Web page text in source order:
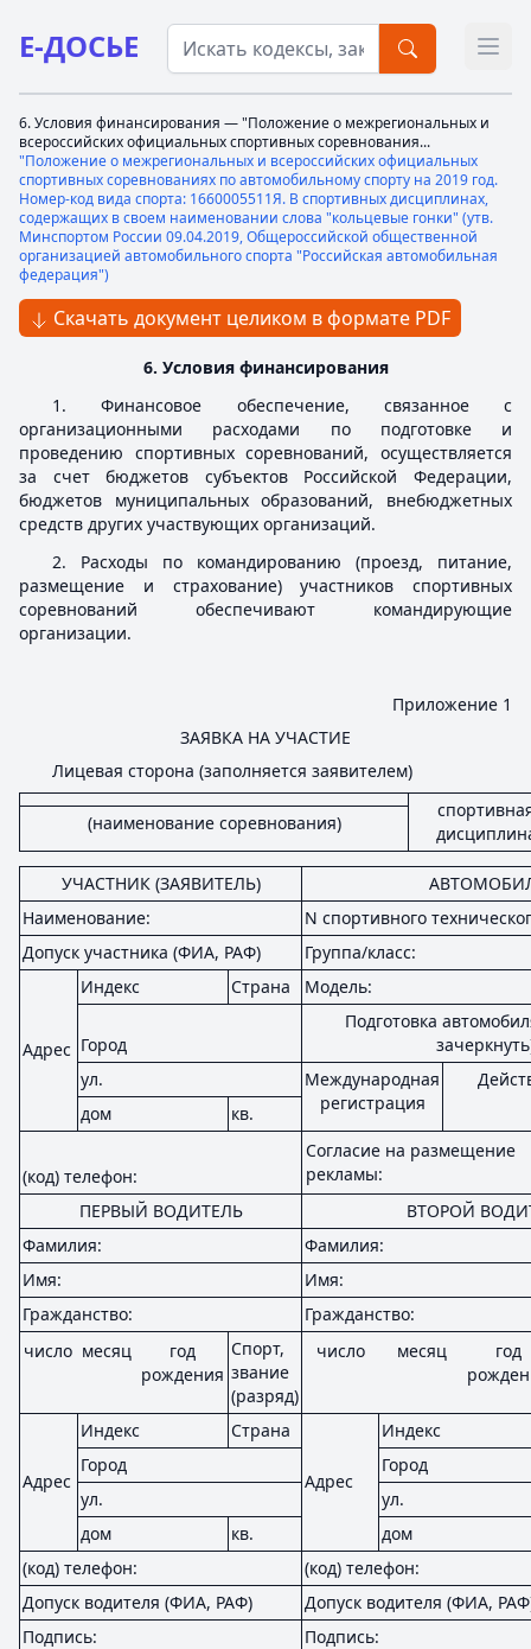
Е-ДОСЬЕ
6. Условия финансирования — "Положение о межрегиональных и
всероссийских официальных спортивных соревнования...
"Положение о межрегиональных и всероссийских официальных
спортивных соревнованиях по автомобильному спорту на 2019 год.
Номер-код вида спорта: 1660005511Я. В спортивных дисциплинах,
содержащих в своем наименовании слова "кольцевые гонки" (утв.
Минспортом России 09.04.2019, Общероссийской общественной
организацией автомобильного спорта "Российская автомобильная
федерация")
Скачать документ целиком в формате PDF
6. Условия финансирования
1. Финансовое обеспечение, связанное с
организационными расходами по подготовке и
проведению спортивных соревнований, осуществляется
за счет бюджетов субъектов Российской Федерации,
бюджетов муниципальных образований, внебюджетных
средств других участвующих организаций.
2. Расходы по командированию (проезд, питание,
размещение и страхование) участников спортивных
соревнований обеспечивают командирующие
организации.
Приложение 1
ЗАЯВКА НА УЧАСТИЕ
Лицевая сторона (заполняется заявителем)
(наименование соревнования)
УЧАСТНИК (ЗАЯВИТЕЛЬ)
Наименование:
N спортивного
Допуск участника (ФИА, РАФ)
Группа/класс:
Адрес
Индекс Страна Модель:
Город
Подготовка
ул.
Международная
регистрация
дом
кв.
(код) телефон:
Согласие на размещение
рекламы:
ПЕРВЫЙ ВОДИТЕЛЬ
ВТОРОЙ
Фамилия:
Фамилия:
Имя:
Имя:
Гражданство:
Гражданство:
число месяц
год
рождения
Спорт,
звание
(разряд)
число месяц
год
Адрес
Индекс Страна
Адрес
Индекс
Город
Город
ул.
ул.
дом
кв.
дом
(код) телефон:
(код) телефон:
Допуск водителя (ФИА, РАФ)
Допуск водителя (ФИА,
Подпись:
Подпись: